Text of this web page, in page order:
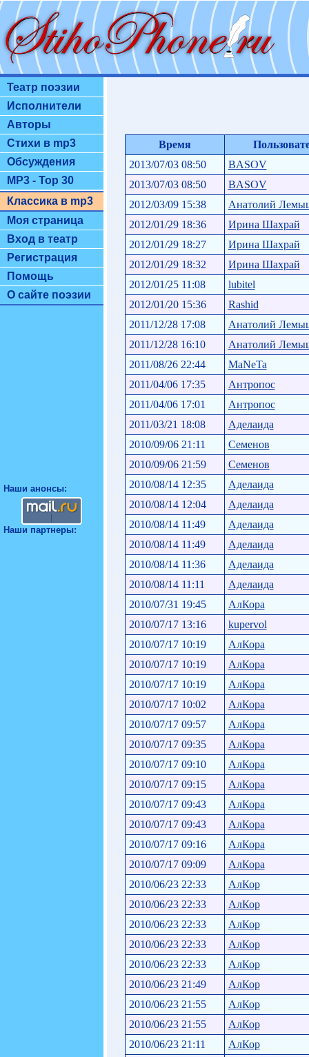
Театр поэзии
Исполнители
Авторы
Стихи в mp3
Обсуждения
MP3 - Top 30
Классика в mp3
Моя страница
Вход в театр
Регистрация
Помощь
О сайте поэзии
Наши анонсы:
Наши партнеры:
Время
2013/07/03 08:50
BASOV
2013/07/03 08:50
BASOV
2012/03/09 15:38
Анатолий
2012/01/29 18:36
Ирина Шахрай
2012/01/29 18:27
Ирина Шахрай
2012/01/29 18:32
Ирина Шахрай
2012/01/25 11:08
lubitel
2012/01/20 15:36
Rashid
2011/12/28 17:08
Анатолий
2011/12/28 16:10
Анатолий
2011/08/26 22:44
MaNeTa
2011/04/06 17:35
Антропос
2011/04/06 17:01
Антропос
2011/03/21 18:08
Аделаида
2010/09/06 21:11
Семенов
2010/09/06 21:59
Семенов
2010/08/14 12:35
Аделаида
2010/08/14 12:04
Аделаида
2010/08/14 11:49
Аделаида
2010/08/14 11:49
Аделаида
2010/08/14 11:36
Аделаида
2010/08/14 11:11
Аделаида
2010/07/31 19:45
АлКора
2010/07/17 13:16
kupervol
2010/07/17 10:19
АлКора
2010/07/17 10:19
АлКора
2010/07/17 10:19
АлКора
2010/07/17 10:02
АлКора
2010/07/17 09:57
АлКора
2010/07/17 09:35
АлКора
2010/07/17 09:10
АлКора
2010/07/17 09:15
АлКора
2010/07/17 09:43
АлКора
2010/07/17 09:43
АлКора
2010/07/17 09:16
АлКора
2010/07/17 09:09
АлКора
2010/06/23 22:33
АлКор
2010/06/23 22:33
АлКор
2010/06/23 22:33
АлКор
2010/06/23 22:33
АлКор
2010/06/23 22:33
АлКор
2010/06/23 21:49
АлКор
2010/06/23 21:55
АлКор
2010/06/23 21:55
АлКор
2010/06/23 21:11
АлКор